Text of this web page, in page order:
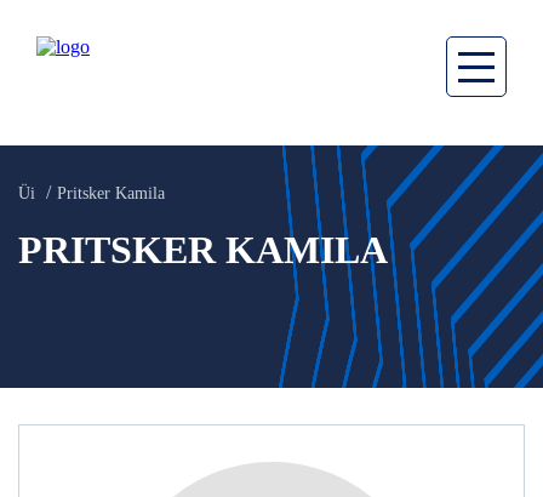
Üi Pritsker Kamila
PRITSKER KAMILA